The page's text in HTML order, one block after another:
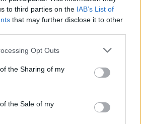
to third parties on the IAB’s List of
that may further disclose it to other
Opt Outs
the Sharing of my
the Sale of my